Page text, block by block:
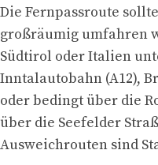
Die Fernpassroute
großräumig umfahren
Südtirol oder Italien
Inntalautobahn (A12),
oder bedingt über die
über die Seefelder
Ausweichrouten sind